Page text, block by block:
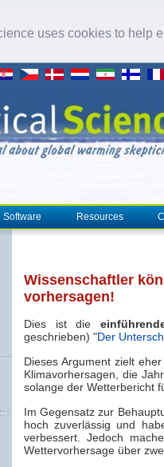
uses cookies to help
Software Resources
Wissenschaftler
vorhersagen!
Dies ist die
geschrieben) "Der
Dieses Argument zielt
Klimavorhersagen, die
solange der Wetterbericht
Im Gegensatz zur
hoch zuverlässig und
verbessert. Jedoch
Wettervorhersage über